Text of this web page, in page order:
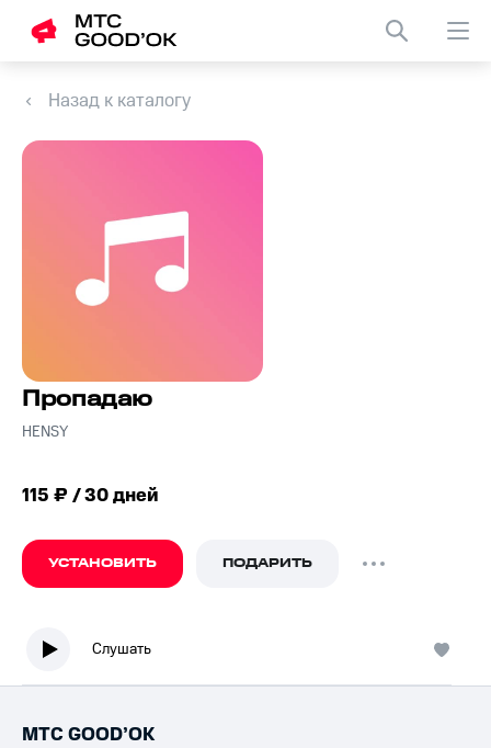
Назад к каталогу
Пропадаю
HENSY
115 ₽ / 30 дней
УСТАНОВИТЬ ПОДАРИТЬ
Слушать
МТС GOOD’OK